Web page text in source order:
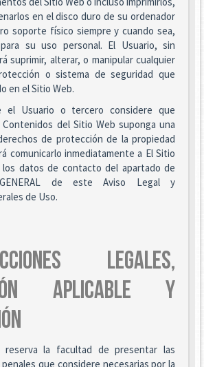
en el disco duro de su ordenador
soporte físico siempre y cuando sea,
su uso personal. El Usuario, sin
suprimir, alterar, o manipular cualquier
o sistema de seguridad que
en el Sitio Web.
el Usuario o tercero considere que
del Sitio Web suponga una
de protección de la propiedad
comunicarlo inmediatamente a El Sitio
datos de contacto del apartado de
GENERAL de este Aviso Legal y
de Uso.
LEGALES,
APLICABLE Y
la facultad de presentar las
que considere necesarias por la